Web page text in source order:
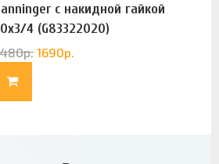
с накидной гайкой
4 (G83322020)
р. 1690р.